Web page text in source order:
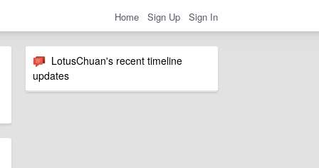
Home Sign Up Sign In
LotusChuan's recent timeline
updates